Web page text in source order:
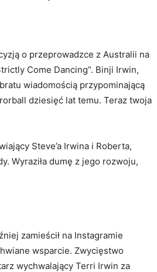
o przeprowadzce z Australii na
Come Dancing”. Binji Irwin,
wiadomością przypominającą
dziesięć lat temu. Teraz twoja
Steve’a Irwina i Roberta,
Wyraziła dumę z jego rozwoju,
zamieścił na Instagramie
wsparcie. Zwycięstwo
wychwalający Terri Irwin za